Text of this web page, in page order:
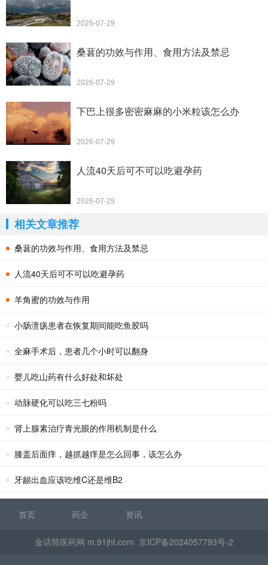
2026-07-29
桑葚的功效与作用、食用方法及禁忌
2026-07-29
下巴上很多密密麻麻的小米粒该怎么办
2026-07-29
人流40天后可不可以吃避孕药
2026-07-29
相关文章推荐
桑葚的功效与作用、食用方法及禁忌
人流40天后可不可以吃避孕药
羊角蜜的功效与作用
小肠溃疡患者在恢复期间能吃鱼胶吗
全麻手术后，患者几个小时可以翻身
婴儿吃山药有什么好处和坏处
动脉硬化可以吃三七粉吗
肾上腺素治疗青光眼的作用机制是什么
膝盖后面痒，越抓越痒是怎么回事，该怎么办
牙龈出血应该吃维C还是维B2
首页 药企 资讯
金话筒医药网 m.91jht.com 京ICP备2024057793号-2